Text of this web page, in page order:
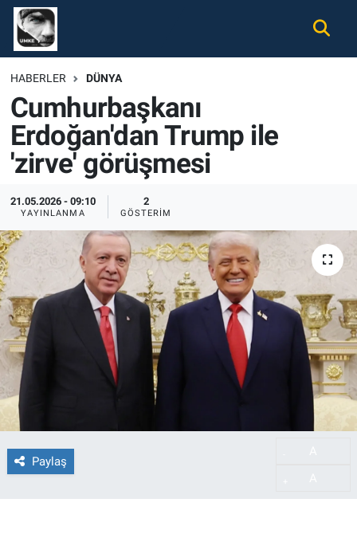
HABERLER DÜNYA
Cumhurbaşkanı
Erdoğan'dan Trump ile
'zirve' görüşmesi
21.05.2026 - 09:10
YAYINLANMA
2
GÖSTERIM
Paylaş
Gündem
Ekonomi
Spor
Magazin
Tüm Haberler
İletişim
Künye
Nöbetçi Eczaneler
Hava Durumu
Namaz Vakitleri
Trafik Durumu
Süper Lig Puan Durumu ve Fikstür
Tüm Manşetler
Son Dakika Haberleri
Haber Arşivi